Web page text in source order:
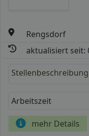
Rengsdorf
aktualisiert seit:
Arbeitszeit
mehr Details